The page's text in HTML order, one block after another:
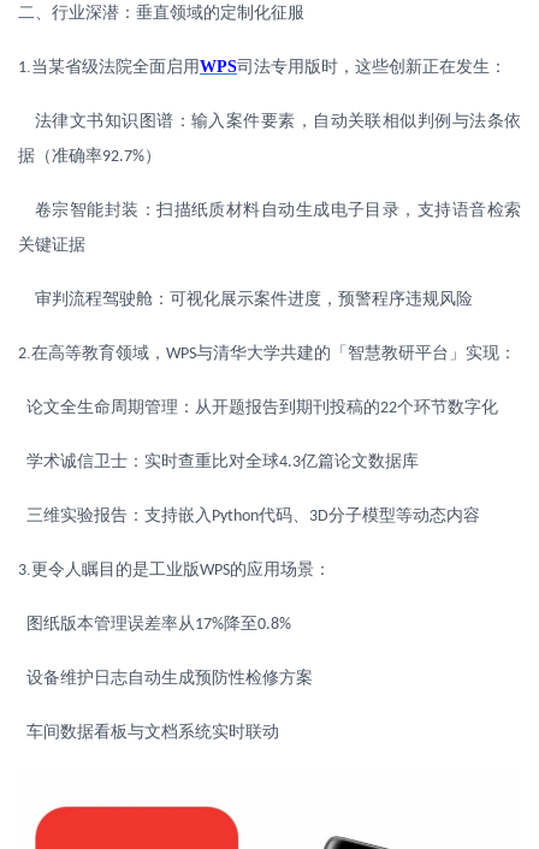
二、行业深潜：垂直领域的定制化征服
1.当某省级法院全面启用WPS司法专用版时，这些创新正在发生：
法律文书知识图谱：输入案件要素，自动关联相似判例与法条依
据（准确率92.7%）
卷宗智能封装：扫描纸质材料自动生成电子目录，支持语音检索
关键证据
审判流程驾驶舱：可视化展示案件进度，预警程序违规风险
2.在高等教育领域， WPS与清华大学共建的「智慧教研平台」实现：
论文全生命周期管理：从开题报告到期刊投稿的22个环节数字化
学术诚信卫士：实时查重比对全球4.3亿篇论文数据库
三维实验报告：支持嵌入 Python代码、 3D分子模型等动态内容
3.更令人瞩目的是工业版WPS的应用场景：
图纸版本管理误差率从17%降至0.8%
设备维护日志自动生成预防性检修方案
车间数据看板与文档系统实时联动